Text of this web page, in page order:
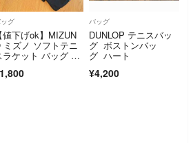
グ
【値下げok】MIZUN
ミズノ ソフトテニ
ラケット バッグ ケ
バッグ
DUNLOP テニスバッ
グ ボストンバッ
グ ハート
¥4,200